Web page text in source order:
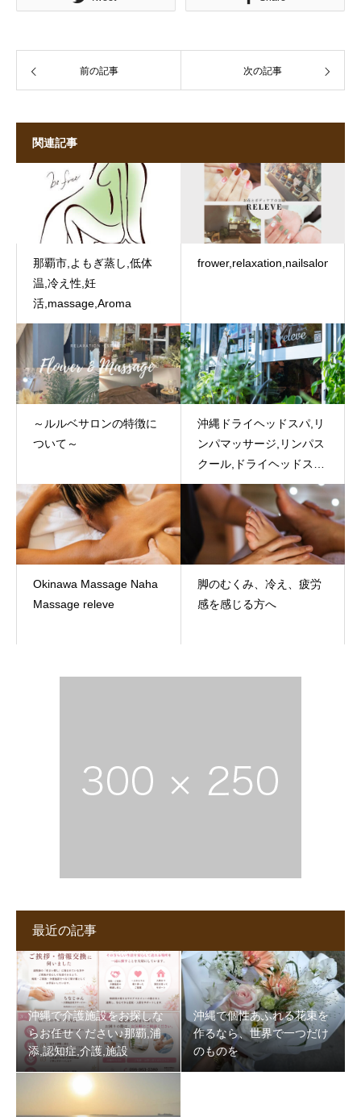
前の記事 次の記事
関連記事
那覇市,よもぎ蒸し,低体
温,冷え性,妊
活,massage,Aroma
frower,relaxation,nailsalon
～ルルベサロンの特徴に
ついて～
沖縄ドライヘッドスパ,リ
ンパマッサージ,リンパス
クール,ドライヘッドスク
ール
Okinawa Massage Naha
Massage releve
脚のむくみ、冷え、疲労
感を感じる方へ
最近の記事
沖縄で介護施設をお探しな
らお任せください♪那覇,浦
添,認知症,介護,施設
沖縄で個性あふれる花束を
作るなら、世界で一つだけ
のものを